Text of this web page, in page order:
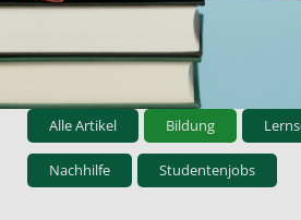
Alle Artikel Bildung
Nachhilfe Studentenjobs